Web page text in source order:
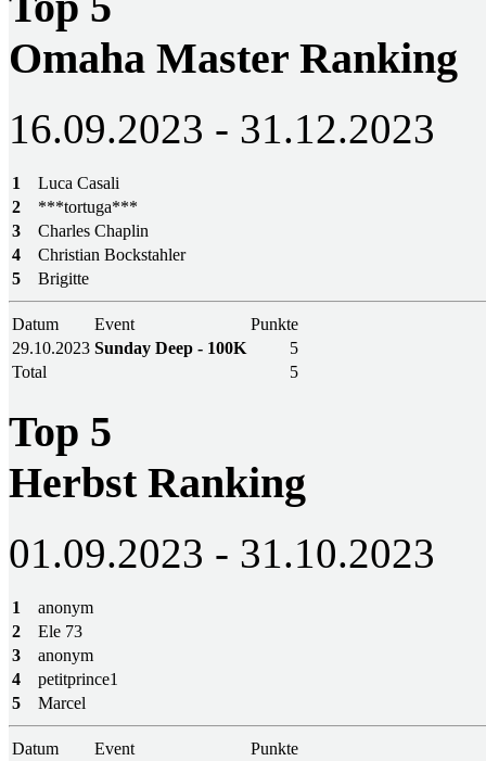
Omaha Master Ranking
16.09.2023 - 31.12.2023
1
Luca Casali
2
***tortuga***
3
Charles Chaplin
4
Christian Bockstahler
5
Brigitte
Datum Event
Punkte
29.10.2023 Sunday Deep - 100K
5
Total
5
Top 5
Herbst Ranking
01.09.2023 - 31.10.2023
1
anonym
2
Ele 73
3
anonym
4
petitprince1
5
Marcel
Datum Event
Punkte